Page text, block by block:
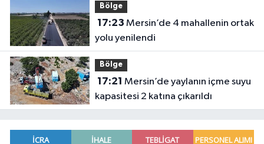
Bölge
17:23
yolu yenilendi
Bölge
17:21
kapasitesi 2 katına çıkarıldı